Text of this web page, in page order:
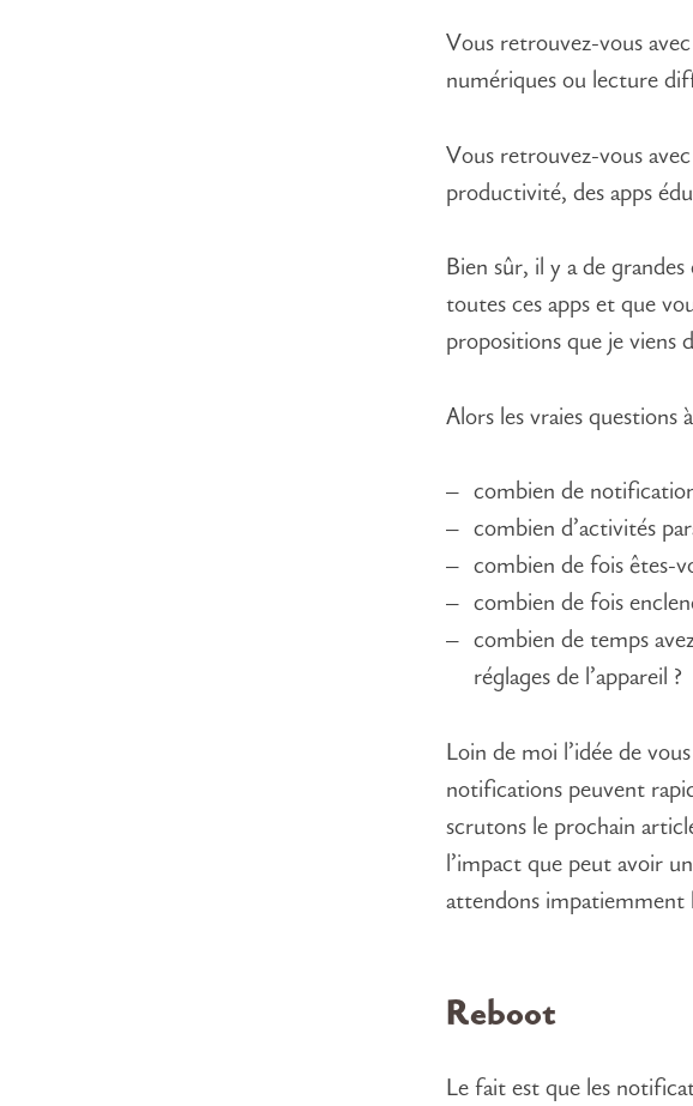
Vous retrouvez-vous
numériques ou lecture
Vous retrouvez-vous avec
productivité, des apps
Bien sûr, il y a de
toutes ces apps et que
propositions que je viens
Alors les vraies questions
combien de
combien d’activités
combien de fois êtes-
combien de fois
combien de temps
réglages de l’appareil ?
Loin de moi l’idée de
notifications peuvent
scrutons le prochain
l’impact que peut avoir
attendons impatiemment
Reboot
Le fait est que les